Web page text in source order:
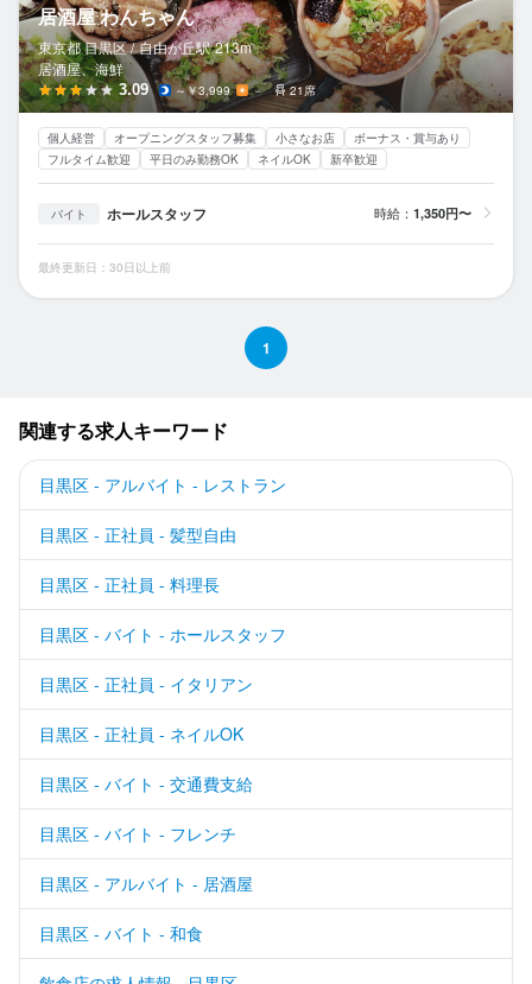
居酒屋 わんちゃん
東京都 目黒区 / 自由が丘駅 213m
居酒屋、海鮮
3.09 ～￥3,999 － 21席
個人経営 オープニングスタッフ募集 小さなお店
ボーナス・賞与あり
フルタイム歓迎
平日のみ勤務OK ネイルOK 新卒歓迎
バイト ホールスタッフ 時給： 1,350円〜
最終更新日：30日以上前
1
関連する求人キーワード
目黒区 - アルバイト - レストラン
目黒区 - 正社員 - 髪型自由
目黒区 - 正社員 - 料理長
目黒区 - バイト - ホールスタッフ
目黒区 - 正社員 - イタリアン
目黒区 - 正社員 - ネイルOK
目黒区 - バイト - 交通費支給
目黒区 - バイト - フレンチ
目黒区 - アルバイト - 居酒屋
目黒区 - バイト - 和食